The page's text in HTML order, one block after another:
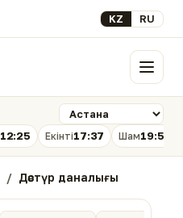
Select your
KZ RU
Мәзір
12:25 Екінті17:37 Шам19:58
Дәстүр даналығы